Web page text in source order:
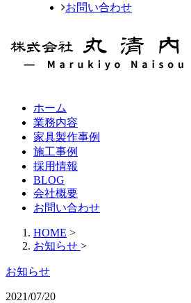
お問い合わせ
ホーム
業務内容
家具製作事例
施工事例
採用情報
BLOG
会社概要
お問い合わせ
HOME >
お知らせ >
お知らせ
2021/07/20